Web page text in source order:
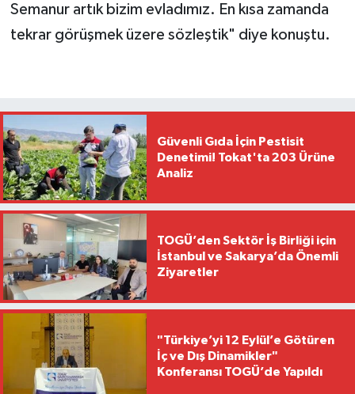
Semanur artık bizim evladımız. En kısa zamanda
tekrar görüşmek üzere sözleştik" diye konuştu.
Güvenli Gıda İçin Pestisit
Denetimi! Tokat'ta 203 Ürüne
Analiz
TOGÜ’den Sektör İş Birliği için
İstanbul ve Sakarya’da Önemli
Ziyaretler
"Türkiye’yi 12 Eylül’e Götüren
İç ve Dış Dinamikler"
Konferansı TOGÜ’de Yapıldı